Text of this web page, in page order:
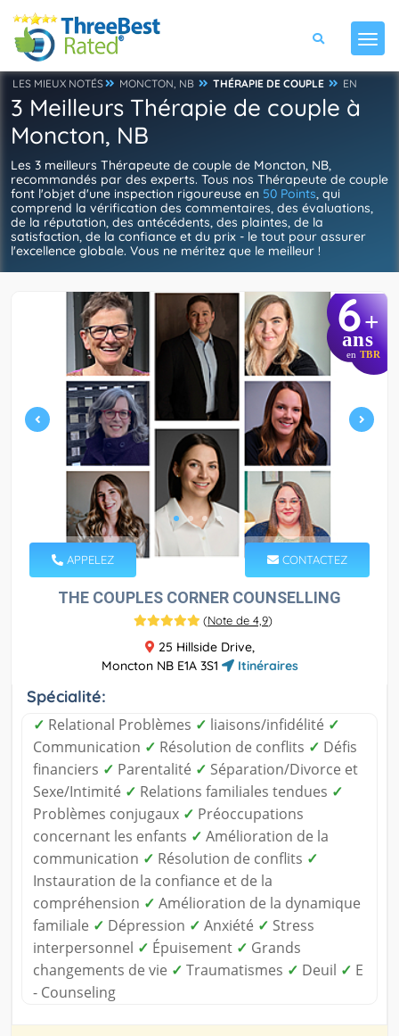
LES MIEUX NOTÉS MONCTON, NB THÉRAPIE DE COUPLE EN
3 Meilleurs Thérapie de couple à
Moncton, NB
Les 3 meilleurs Thérapeute de couple de Moncton, NB,
recommandés par des experts. Tous nos Thérapeute de couple
font l'objet d'une inspection rigoureuse en 50 Points, qui
comprend la vérification des commentaires, des évaluations,
de la réputation, des antécédents, des plaintes, de la
satisfaction, de la confiance et du prix - le tout pour assurer
l'excellence globale. Vous ne méritez que le meilleur !
6+
ans
en TBR
APPELEZ CONTACTEZ
THE COUPLES CORNER COUNSELLING
(Note de 4,9)
25 Hillside Drive,
Moncton NB E1A 3S1
Itinéraires
Spécialité:
✓ Relational Problèmes ✓ liaisons/infidélité ✓
Communication ✓ Résolution de conflits ✓ Défis
financiers ✓ Parentalité ✓ Séparation/Divorce et
Sexe/Intimité ✓ Relations familiales tendues ✓
Problèmes conjugaux ✓ Préoccupations
concernant les enfants ✓ Amélioration de la
communication ✓ Résolution de conflits ✓
Instauration de la confiance et de la
compréhension ✓ Amélioration de la dynamique
familiale ✓ Dépression ✓ Anxiété ✓ Stress
interpersonnel ✓ Épuisement ✓ Grands
changements de vie ✓ Traumatismes ✓ Deuil ✓ E
- Counseling